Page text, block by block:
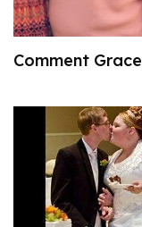
Comment